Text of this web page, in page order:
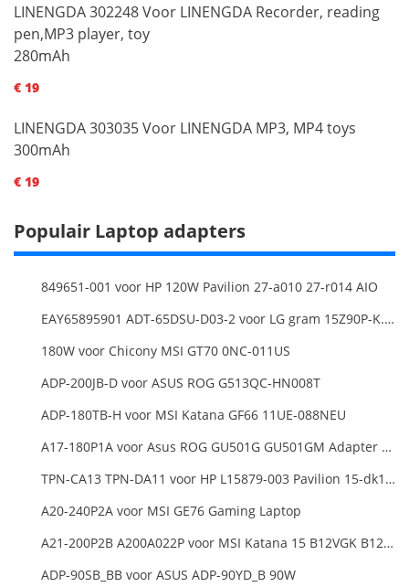
LINENGDA 302248 Voor LINENGDA Recorder, reading
pen,MP3 player, toy
280mAh
€ 19
LINENGDA 303035 Voor LINENGDA MP3, MP4 toys
300mAh
€ 19
Populair Laptop adapters
849651-001 voor HP 120W Pavilion 27-a010 27-r014 AIO
EAY65895901 ADT-65DSU-D03-2 voor LG gram 15Z90P-K.ARB6U1 16T90P, LG gram 15Z90Q 16Z90Q 17Z90Q16Z95PD Series
180W voor Chicony MSI GT70 0NC-011US
ADP-200JB-D voor ASUS ROG G513QC-HN008T
ADP-180TB-H voor MSI Katana GF66 11UE-088NEU
A17-180P1A voor Asus ROG GU501G GU501GM Adapter Power Supply
TPN-CA13 TPN-DA11 voor HP L15879-003 Pavilion 15-dk1000
A20-240P2A voor MSI GE76 Gaming Laptop
A21-200P2B A200A022P voor MSI Katana 15 B12VGK B12VFK B12VEK
ADP-90SB_BB voor ASUS ADP-90YD_B 90W